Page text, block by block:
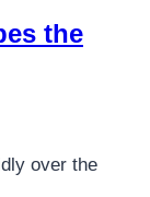
the
over the